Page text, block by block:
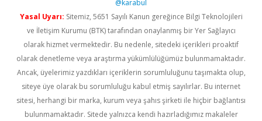
@karabul
Yasal Uyarı: Sitemiz, 5651 Sayılı Kanun gereğince Bilgi Teknolojileri
ve İletişim Kurumu (BTK) tarafından onaylanmış bir Yer Sağlayıcı
olarak hizmet vermektedir. Bu nedenle, sitedeki içerikleri proaktif
olarak denetleme veya araştırma yükümlülüğümüz bulunmamaktadır.
Ancak, üyelerimiz yazdıkları içeriklerin sorumluluğunu taşımakta olup,
siteye üye olarak bu sorumluluğu kabul etmiş sayılırlar. Bu internet
sitesi, herhangi bir marka, kurum veya şahıs şirketi ile hiçbir bağlantısı
bulunmamaktadır. Sitede yalnızca kendi hazırladığımız makaleler